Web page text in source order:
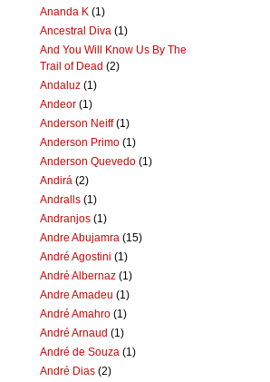
Ananda K (1)
Ancestral Diva (1)
And You Will Know Us By The
Trail of Dead (2)
Andaluz (1)
Andeor (1)
Anderson Neiff (1)
Anderson Primo (1)
Anderson Quevedo (1)
Andirá (2)
Andralls (1)
Andranjos (1)
Andre Abujamra (15)
André Agostini (1)
André Albernaz (1)
Andre Amadeu (1)
André Amahro (1)
André Arnaud (1)
André de Souza (1)
André Dias (2)